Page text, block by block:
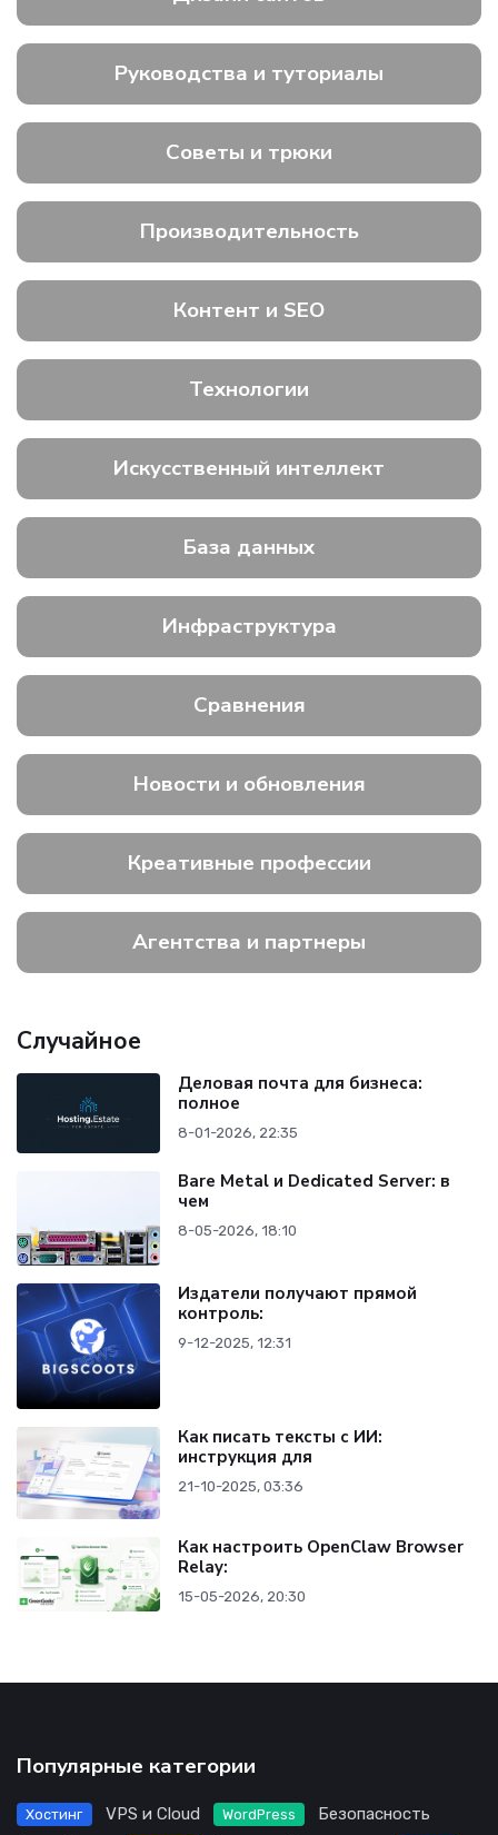
Руководства и туториалы
Советы и трюки
Производительность
Контент и SEO
Технологии
Искусственный интеллект
База данных
Инфраструктура
Сравнения
Новости и обновления
Креативные профессии
Агентства и партнеры
Случайное
Деловая почта для бизнеса:
полное
8-01-2026, 22:35
Bare Metal и Dedicated Server: в
чем
8-05-2026, 18:10
Издатели получают прямой
контроль:
9-12-2025, 12:31
Как писать тексты с ИИ:
инструкция для
21-10-2025, 03:36
Как настроить OpenClaw Browser
Relay:
15-05-2026, 20:30
Популярные категории
Хостинг VPS и Cloud WordPress
Безопасность